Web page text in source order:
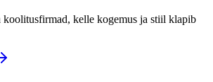
kelle kogemus ja stiil klapib